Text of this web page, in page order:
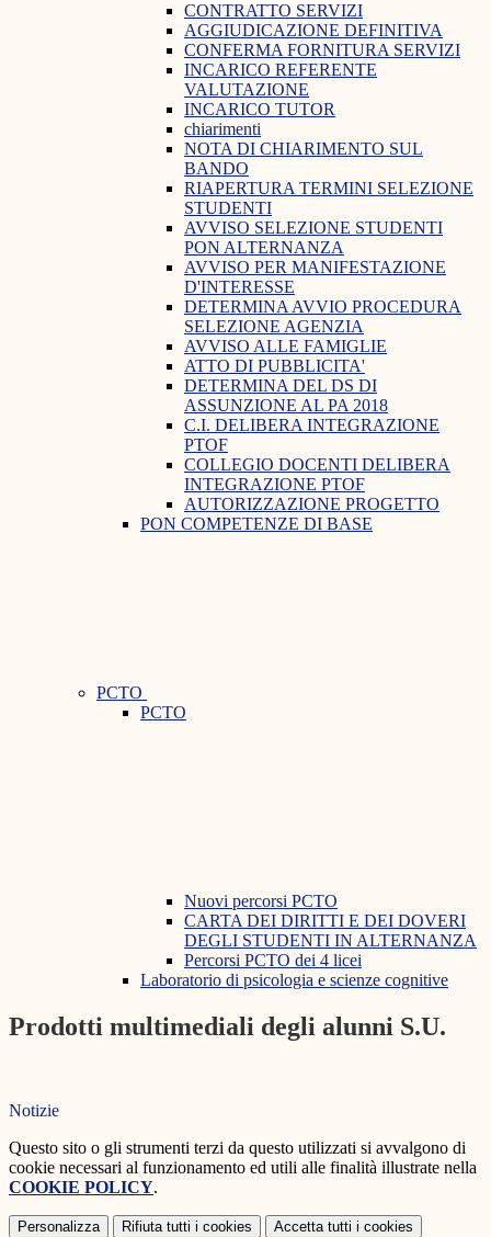
CONTRATTO SERVIZI
AGGIUDICAZIONE DEFINITIVA
CONFERMA FORNITURA SERVIZI
INCARICO REFERENTE
VALUTAZIONE
INCARICO TUTOR
chiarimenti
NOTA DI CHIARIMENTO SUL
BANDO
RIAPERTURA TERMINI SELEZIONE
STUDENTI
AVVISO SELEZIONE STUDENTI
PON ALTERNANZA
AVVISO PER MANIFESTAZIONE
D'INTERESSE
DETERMINA AVVIO PROCEDURA
SELEZIONE AGENZIA
AVVISO ALLE FAMIGLIE
ATTO DI PUBBLICITA'
DETERMINA DEL DS DI
ASSUNZIONE AL PA 2018
C.I. DELIBERA INTEGRAZIONE
PTOF
COLLEGIO DOCENTI DELIBERA
INTEGRAZIONE PTOF
AUTORIZZAZIONE PROGETTO
PON COMPETENZE DI BASE
PCTO
PCTO
Nuovi percorsi PCTO
CARTA DEI DIRITTI E DEI DOVERI
DEGLI STUDENTI IN ALTERNANZA
Percorsi PCTO dei 4 licei
Laboratorio di psicologia e scienze cognitive
Prodotti multimediali degli alunni S.U.
Notizie
Questo sito o gli strumenti terzi da questo utilizzati si avvalgono di
cookie necessari al funzionamento ed utili alle finalità illustrate nella
COOKIE POLICY.
Personalizza Rifiuta tutti i cookies Accetta tutti i cookies